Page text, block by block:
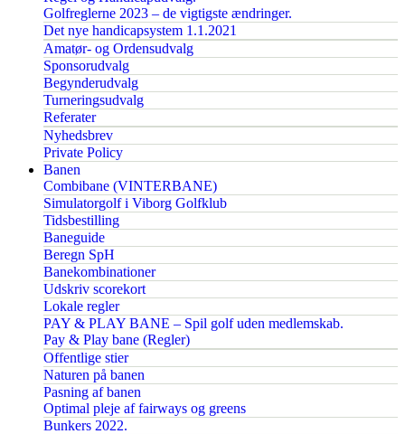
Golfreglerne 2023 – de vigtigste ændringer.
Det nye handicapsystem 1.1.2021
Amatør- og Ordensudvalg
Sponsorudvalg
Begynderudvalg
Turneringsudvalg
Referater
Nyhedsbrev
Private Policy
Banen
Combibane (VINTERBANE)
Simulatorgolf i Viborg Golfklub
Tidsbestilling
Baneguide
Beregn SpH
Banekombinationer
Udskriv scorekort
Lokale regler
PAY & PLAY BANE – Spil golf uden medlemskab.
Pay & Play bane (Regler)
Offentlige stier
Naturen på banen
Pasning af banen
Optimal pleje af fairways og greens
Bunkers 2022.